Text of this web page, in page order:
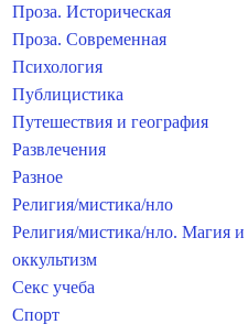
Проза. Историческая
Проза. Современная
Психология
Публицистика
Путешествия и география
Развлечения
Разное
Религия/мистика/нло
Религия/мистика/нло. Магия и
оккультизм
Секс учеба
Спорт